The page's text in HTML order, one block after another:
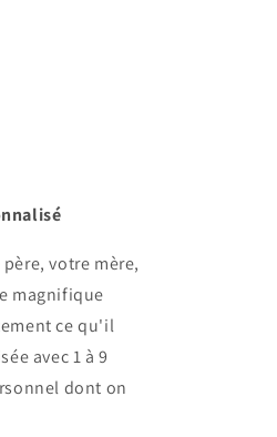
votre mère,
magnifique
ce qu'il
avec 1 à 9
dont on